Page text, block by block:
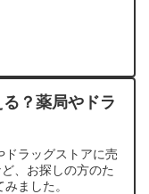
？薬局やドラ
ドラッグストアに売
、お探しの方のた
ました。